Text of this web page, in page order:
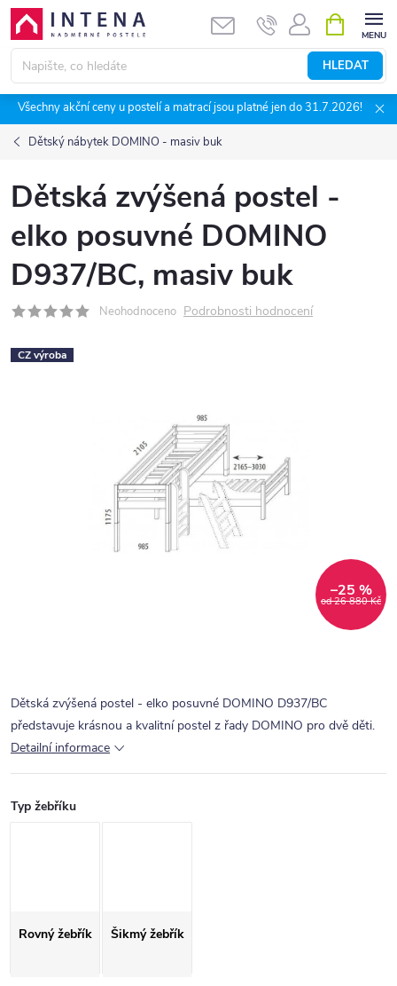
Přejít
obsah
HLEDAT
NÁKUPNÍ
KOŠÍK
Všechny akční ceny u postelí a matrací jsou platné jen do 31.7.2026!
Dětský nábytek DOMINO - masiv buk
Dětská zvýšená postel -
elko posuvné DOMINO
D937/BC, masiv buk
Neohodnoceno Podrobnosti hodnocení
CZ výroba
od 26 880 Kč
–25 %
Dětská zvýšená postel - elko posuvné DOMINO D937/BC
představuje krásnou a kvalitní postel z řady DOMINO pro dvě děti.
Detailní informace
Typ žebříku
Rovný žebřík Šikmý žebřík